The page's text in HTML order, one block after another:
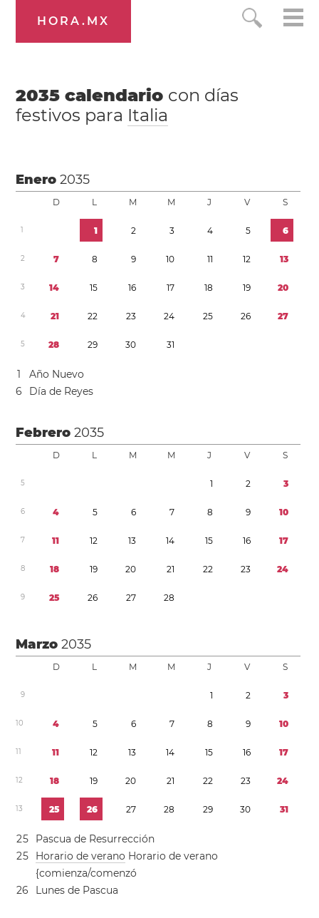
HORA.MX
2035 calendario con días
festivos para Italia
Enero2035
D L M M J V S
1 1 2 3 4 5 6
2 7 8 9 10 11 12 13
3 14 15 16 17 18 19 20
4 21 22 23 24 25 26 27
5 28 29 30 31
1
Año Nuevo
6
Día de Reyes
Febrero2035
D L M M J V S
5 1 2 3
6 4 5 6 7 8 9 10
7 11 12 13 14 15 16 17
8 18 19 20 21 22 23 24
9 25 26 27 28
Marzo2035
D L M M J V S
9 1 2 3
10 4 5 6 7 8 9 10
11 11 12 13 14 15 16 17
12 18 19 20 21 22 23 24
13 25 26 27 28 29 30 31
25
Pascua de Resurrección
25 Horario de verano Horario de verano
{comienza/comenzó
26 Lunes de Pascua